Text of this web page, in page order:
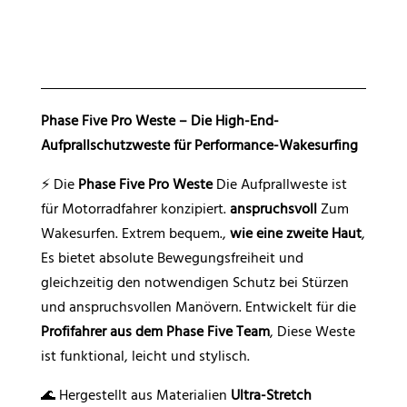
t
i
v
:
Phase Five Pro Weste – Die High-End-
Aufprallschutzweste für Performance-Wakesurfing
⚡ Die Phase Five Pro WesteDie Aufprallweste ist
für Motorradfahrer konzipiert.anspruchsvollZum
Wakesurfen. Extrem bequem., wie eine zweite Haut,
Es bietet absolute Bewegungsfreiheit und
gleichzeitig den notwendigen Schutz bei Stürzen
und anspruchsvollen Manövern. Entwickelt für die
Profifahrer aus dem Phase Five Team, Diese Weste
ist funktional, leicht und stylisch.
🌊 Hergestellt aus Materialien Ultra-Stretch